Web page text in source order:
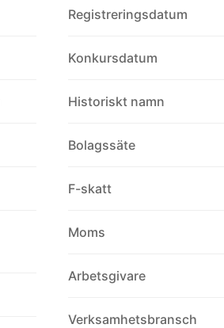
Registreringsdatum
Konkursdatum
Historiskt namn
Bolagssäte
F-skatt
Moms
Arbetsgivare
Verksamhetsbransch